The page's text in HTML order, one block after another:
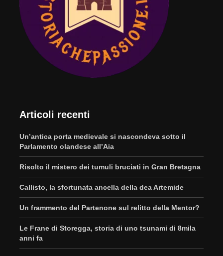
Articoli recenti
Un’antica porta medievale si nascondeva sotto il
Parlamento olandese all’Aia
Risolto il mistero dei tumuli bruciati in Gran Bretagna
Callisto, la sfortunata ancella della dea Artemide
Un frammento del Partenone sul relitto della Mentor?
Le Frane di Storegga, storia di uno tsunami di 8mila
anni fa